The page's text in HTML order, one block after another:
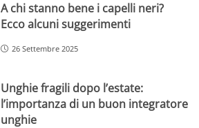
A chi stanno bene i capelli neri?
Ecco alcuni suggerimenti
26 Settembre 2025
Unghie fragili dopo l’estate:
l’importanza di un buon integratore
unghie